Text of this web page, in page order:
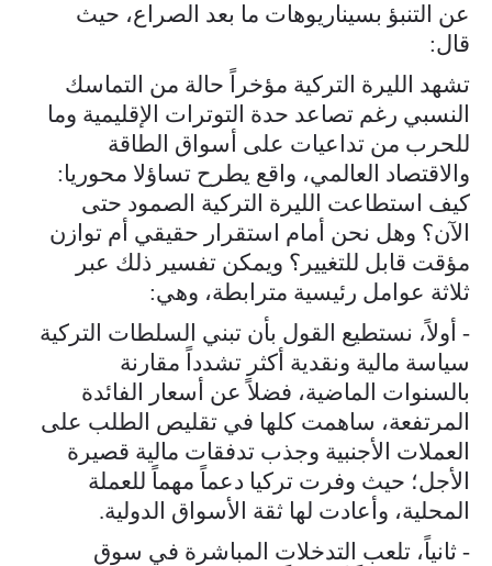
عن التنبؤ بسيناريوهات ما بعد الصراع، حيث
قال:
تشهد الليرة التركية مؤخراً حالة من التماسك
النسبي رغم تصاعد حدة التوترات الإقليمية وما
للحرب من تداعيات على أسواق الطاقة
والاقتصاد العالمي، واقع يطرح تساؤلا محوريا:
كيف استطاعت الليرة التركية الصمود حتى
الآن؟ وهل نحن أمام استقرار حقيقي أم توازن
مؤقت قابل للتغيير؟ ويمكن تفسير ذلك عبر
ثلاثة عوامل رئيسية مترابطة، وهي:
- أولاً، نستطيع القول بأن تبني السلطات التركية
سياسة مالية ونقدية أكثر تشدداً مقارنة
بالسنوات الماضية، فضلاً عن أسعار الفائدة
المرتفعة، ساهمت كلها في تقليص الطلب على
العملات الأجنبية وجذب تدفقات مالية قصيرة
الأجل؛ حيث وفرت تركيا دعماً مهماً للعملة
المحلية، وأعادت لها ثقة الأسواق الدولية.
- ثانياً، تلعب التدخلات المباشرة في سوق